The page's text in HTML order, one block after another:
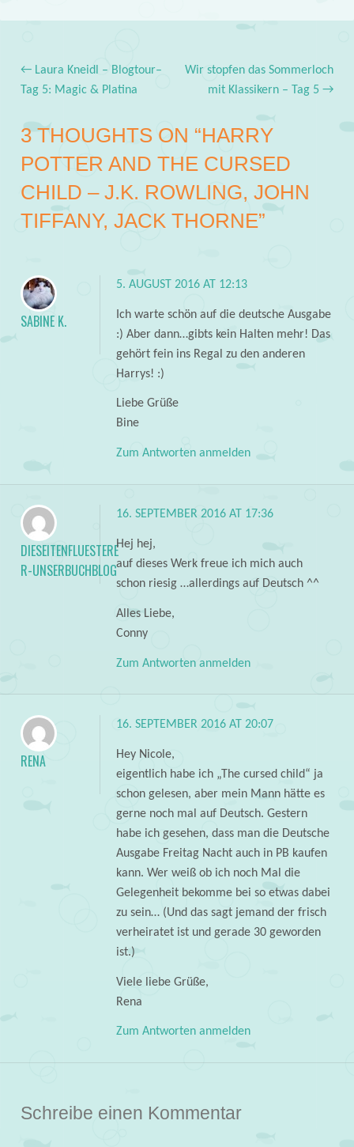
Post navigation
←Laura Kneidl – Blogtour–
Tag 5: Magic & Platina
Wir stopfen das Sommerloch
mit Klassikern – Tag 5→
3 THOUGHTS ON “HARRY
POTTER AND THE CURSED
CHILD – J.K. ROWLING, JOHN
TIFFANY, JACK THORNE”
SABINE K.
5. AUGUST 2016 AT 12:13
Ich warte schön auf die deutsche Ausgabe
:) Aber dann…gibts kein Halten mehr! Das
gehört fein ins Regal zu den anderen
Harrys! :)
Liebe Grüße
Bine
Zum Antworten anmelden
DIESEITENFLUESTERE
R-UNSERBUCHBLOG
16. SEPTEMBER 2016 AT 17:36
Hej hej,
auf dieses Werk freue ich mich auch
schon riesig …allerdings auf Deutsch ^^
Alles Liebe,
Conny
Zum Antworten anmelden
RENA
16. SEPTEMBER 2016 AT 20:07
Hey Nicole,
eigentlich habe ich „The cursed child“ ja
schon gelesen, aber mein Mann hätte es
gerne noch mal auf Deutsch. Gestern
habe ich gesehen, dass man die Deutsche
Ausgabe Freitag Nacht auch in PB kaufen
kann. Wer weiß ob ich noch Mal die
Gelegenheit bekomme bei so etwas dabei
zu sein… (Und das sagt jemand der frisch
verheiratet ist und gerade 30 geworden
ist.)
Viele liebe Grüße,
Rena
Zum Antworten anmelden
Schreibe einen Kommentar